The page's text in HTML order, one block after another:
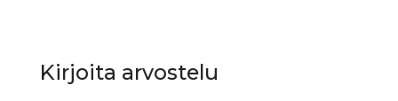
Kirjoita arvostelu